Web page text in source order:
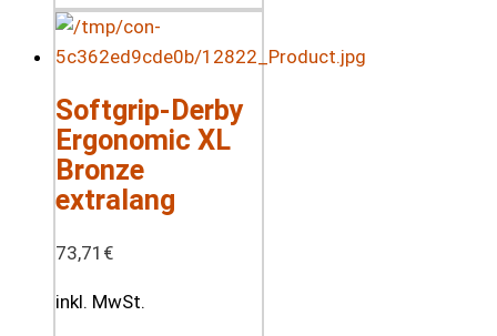
Softgrip-Derby
Ergonomic XL
Bronze
extralang
73,71 €
inkl. MwSt.